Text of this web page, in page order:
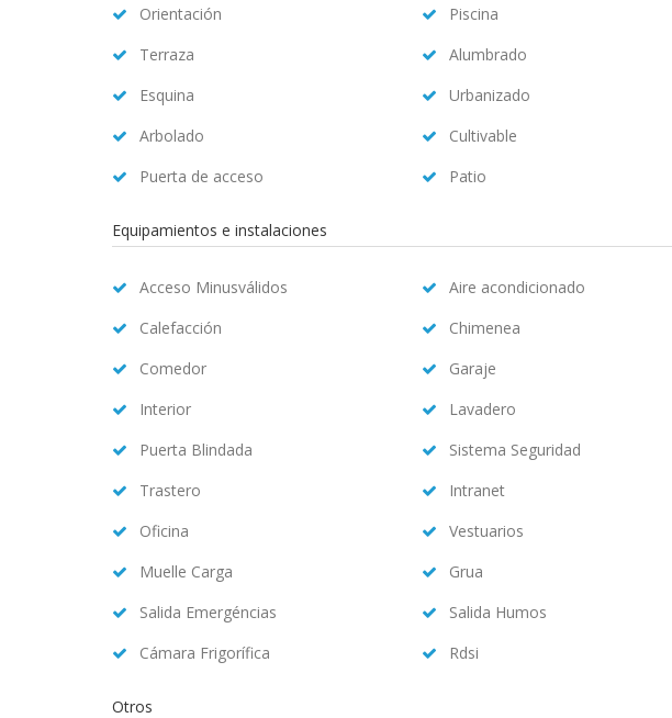
Orientación
Piscina
Terraza
Alumbrado
Esquina
Urbanizado
Arbolado
Cultivable
Puerta de acceso
Patio
Equipamientos e instalaciones
Acceso Minusválidos Aire acondicionado
Calefacción
Chimenea
Comedor
Garaje
Interior
Lavadero
Puerta Blindada
Sistema Seguridad
Trastero
Intranet
Oficina
Vestuarios
Muelle Carga
Grua
Salida Emergéncias
Salida Humos
Cámara Frigorífica
Rdsi
Otros